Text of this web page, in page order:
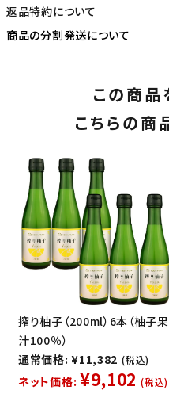
返品特約について
商品の分割発送について
この商品
こちらの商
搾り柚子（200ml）6本（柚子果
汁100％）
通常価格: ¥11,382 (税込)
ネット価格: ¥9,102 (税込)